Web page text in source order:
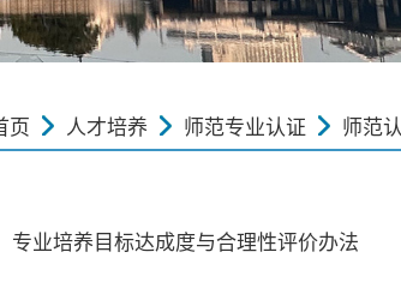
页 人才培养 师范专业认证 师范
专业培养目标达成度与合理性评价办法